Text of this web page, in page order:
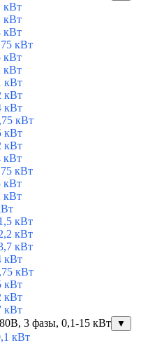
кВт
кВт
кВт
кВт
кВт
кВт
кВт
кВт
кВт
кВт
кВт
кВт
кВт
кВт
кВт
кВт
кВт
кВт
кВт
кВт
кВт
кВт
кВт
кВт
3 фазы, 0,1-15 кВт
▼
кВт